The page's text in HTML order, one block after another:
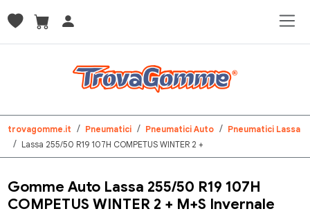
trovagomme.it Pneumatici Pneumatici Auto
Pneumatici Lassa
Lassa 255/50 R19 107H COMPETUS WINTER 2 +
Gomme Auto Lassa 255/50 R19 107H
COMPETUS WINTER 2 + M+S Invernale